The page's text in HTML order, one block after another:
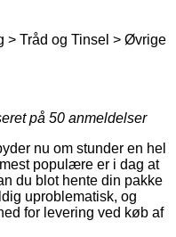
> Tråd og Tinsel > Øvrige
på 50 anmeldelser
nu om stunder en hel
populære er i dag at
du blot hente din pakke
uproblematisk, og
for levering ved køb af